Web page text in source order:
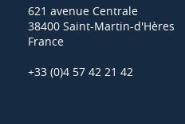
621 avenue Centrale
38400 Saint-Martin-d'Hères
France
+33 (0)4 57 42 21 42